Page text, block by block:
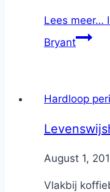
Lees meer…
Bryant
Hardloop
ByNicole
August 1,
Vlakbij